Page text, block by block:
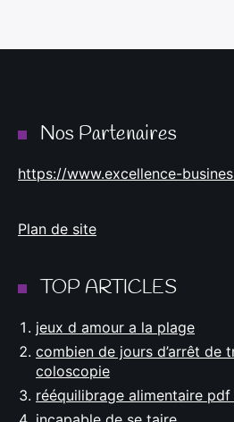
Nos Partenaires
https://www.excellence-
Plan de site
TOP ARTICLES
jeux d amour a la plage
combien de jours d’arrêt de
coloscopie
rééquilibrage alimentaire